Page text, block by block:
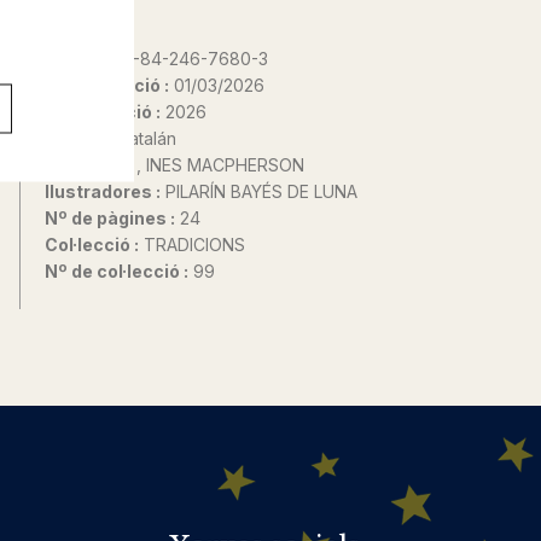
978-84-246-7680-3
Data d'edició : 01/03/2026
Any d'edició : 2026
Catalán
, INES MACPHERSON
Ilustradores : PILARÍN BAYÉS DE LUNA
Nº de pàgines : 24
Col·lecció : TRADICIONS
Nº de col·lecció : 99